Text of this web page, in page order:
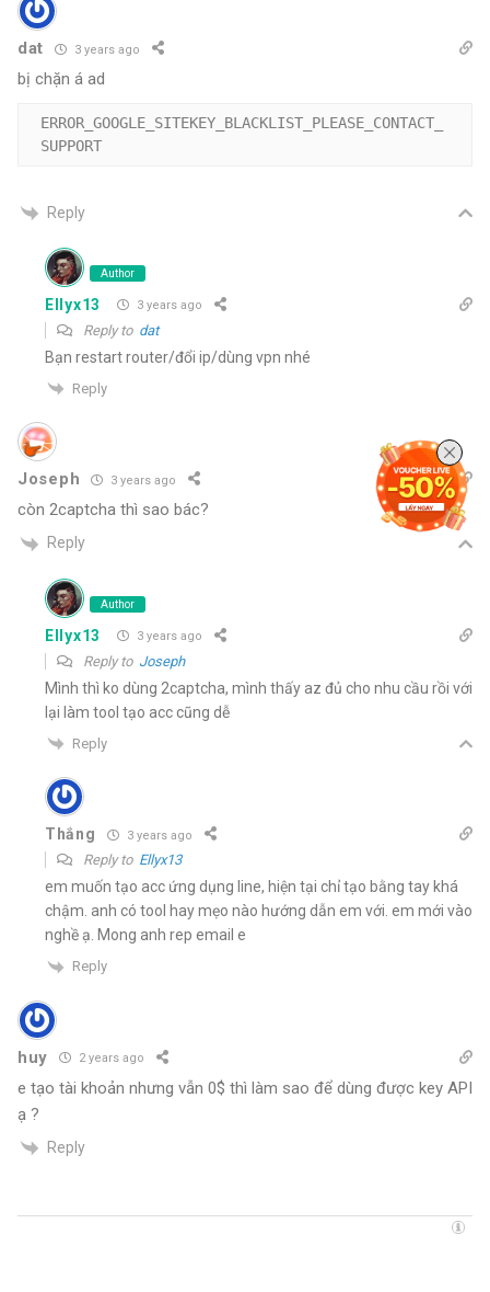
dat 3 years ago
bị chặn á ad
ERROR_GOOGLE_SITEKEY_BLACKLIST_PLEASE_CONTACT_
Reply
Author
Ellyx13 3 years ago
Reply to dat
Bạn restart router/đổi ip/dùng vpn nhé
Reply
Joseph 3 years ago
còn 2captcha thì sao bác?
Reply
Author
Ellyx13 3 years ago
Reply to Joseph
Mình thì ko dùng 2captcha, mình thấy az đủ cho nhu cầu rồi với
lại làm tool tạo acc cũng dễ
Reply
Thắng 3 years ago
Reply to Ellyx13
em muốn tạo acc ứng dụng line, hiện tại chỉ tạo bằng tay khá
chậm. anh có tool hay mẹo nào hướng dẫn em với. em mới vào
nghề ạ. Mong anh rep email e
Reply
huy 2 years ago
e tạo tài khoản nhưng vẫn 0$ thì làm sao để dùng được key API
ạ ?
Reply